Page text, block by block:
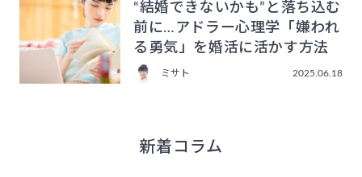
“結婚できないかも”と落ち込む
前に…アドラー心理学「嫌われ
る勇気」を婚活に活かす方法
ミサト 2025.06.18
新着コラム